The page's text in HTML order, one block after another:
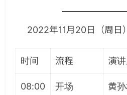
2022年11月20日（周日
时间 流程 演讲
08:00
开场 黄